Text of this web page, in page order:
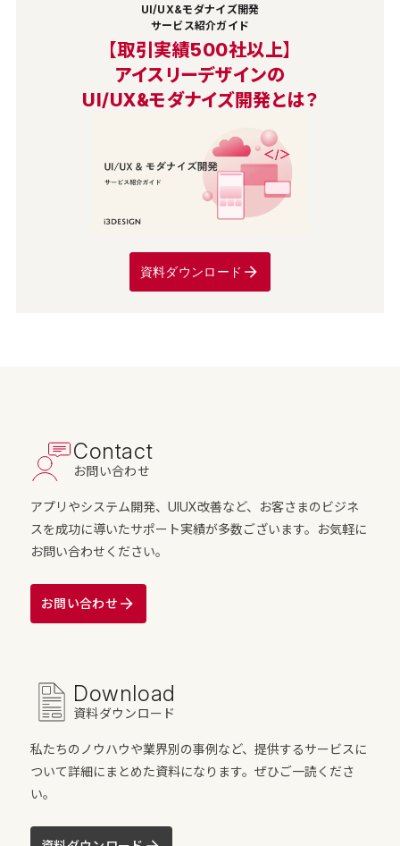
UI/UX&モダナイズ開発
サービス紹介ガイド
【取引実績500社以上】
アイスリーデザインの
UI/UX&モダナイズ開発とは？
資料ダウンロード
Contact
お問い合わせ
アプリやシステム開発、UIUX改善など、お客さまのビジネ
スを成功に導いたサポート実績が多数ございます。お気軽に
お問い合わせください。
お問い合わせ
Download
資料ダウンロード
私たちのノウハウや業界別の事例など、提供するサービスに
ついて詳細にまとめた資料になります。ぜひご一読くださ
い。